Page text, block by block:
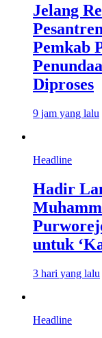
Jelang
Pemkab
Diproses
9 jam yang lalu
Headline
Hadir
untuk
3 hari yang lalu
Headline